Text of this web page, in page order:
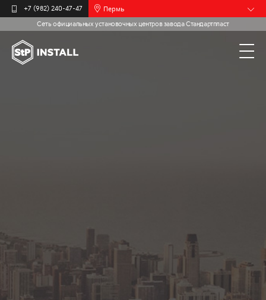
+7 (982) 240-47-47 Пермь
Барнаул
Санкт-
Петербург
Томск
Сеть официальных установочных центров завода Стандартпласт